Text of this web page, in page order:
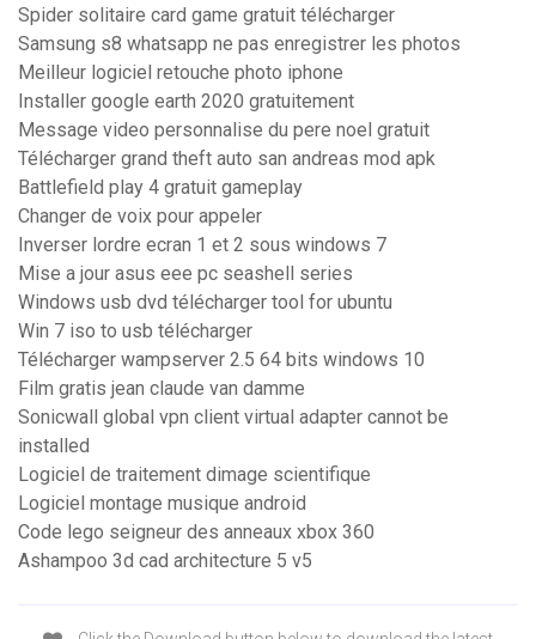
Spider solitaire card game gratuit télécharger
Samsung s8 whatsapp ne pas enregistrer les photos
Meilleur logiciel retouche photo iphone
Installer google earth 2020 gratuitement
Message video personnalise du pere noel gratuit
Télécharger grand theft auto san andreas mod apk
Battlefield play 4 gratuit gameplay
Changer de voix pour appeler
Inverser lordre ecran 1 et 2 sous windows 7
Mise a jour asus eee pc seashell series
Windows usb dvd télécharger tool for ubuntu
Win 7 iso to usb télécharger
Télécharger wampserver 2.5 64 bits windows 10
Film gratis jean claude van damme
Sonicwall global vpn client virtual adapter cannot be
installed
Logiciel de traitement dimage scientifique
Logiciel montage musique android
Code lego seigneur des anneaux xbox 360
Ashampoo 3d cad architecture 5 v5